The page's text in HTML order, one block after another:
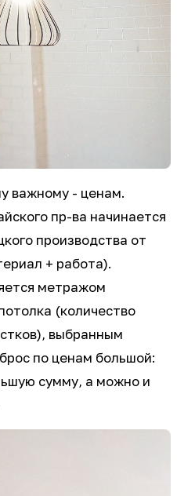
важному - ценам.
пр-ва начинается
производства от
+ работа).
метражом
(количество
выбранным
по ценам большой:
сумму, а можно и